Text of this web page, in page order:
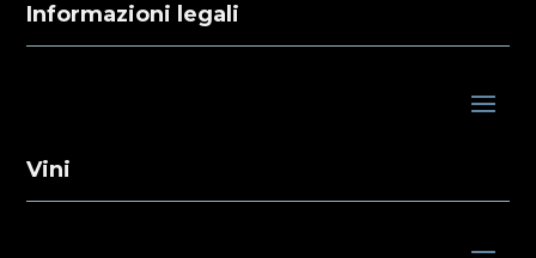
Informazioni legali
Vini